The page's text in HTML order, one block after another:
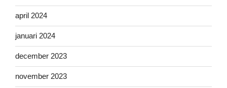
april 2024
januari 2024
december 2023
november 2023